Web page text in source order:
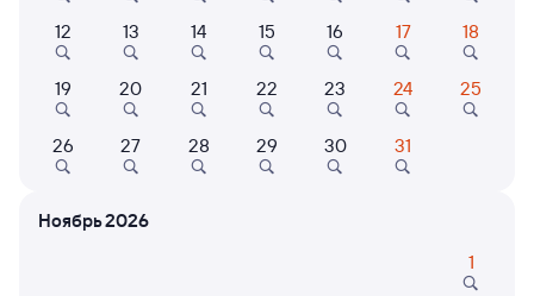
Выберите дату
Фирменный
070Я Проходящий 8,9
Москва Ярославская
в Читу-2
13:20 10:50
2 д 17 ч 30 м в пути
12 13 14 15 16 17 18
19 20 21 22 23 24 25
26 27 28 29 30 31
Ноябрь 2026
1